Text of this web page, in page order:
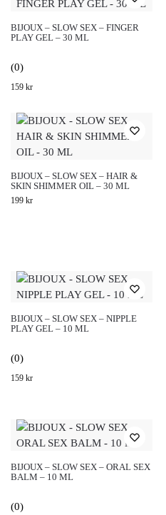
BIJOUX – SLOW SEX – FINGER
PLAY GEL – 30 ML
(0)
159 kr
BIJOUX – SLOW SEX – HAIR &
SKIN SHIMMER OIL – 30 ML
199 kr
BIJOUX – SLOW SEX – NIPPLE
PLAY GEL – 10 ML
(0)
159 kr
BIJOUX – SLOW SEX – ORAL SEX
BALM – 10 ML
(0)